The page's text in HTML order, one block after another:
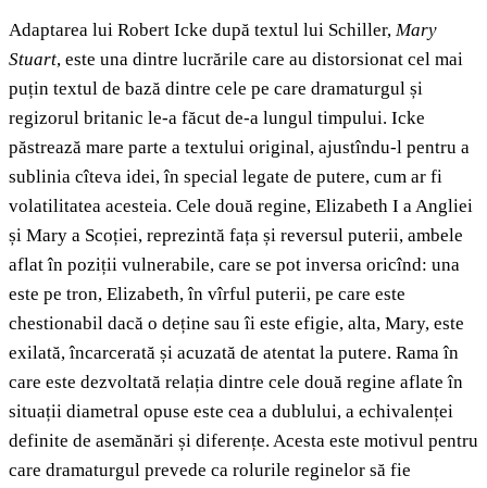
Adaptarea lui Robert Icke după textul lui Schiller, Mary
Stuart, este una dintre lucrările care au distorsionat cel mai
puțin textul de bază dintre cele pe care dramaturgul și
regizorul britanic le-a făcut de-a lungul timpului. Icke
păstrează mare parte a textului original, ajustîndu-l pentru a
sublinia cîteva idei, în special legate de putere, cum ar fi
volatilitatea acesteia. Cele două regine, Elizabeth I a Angliei
și Mary a Scoției, reprezintă fața și reversul puterii, ambele
aflat în poziții vulnerabile, care se pot inversa oricînd: una
este pe tron, Elizabeth, în vîrful puterii, pe care este
chestionabil dacă o deține sau îi este efigie, alta, Mary, este
exilată, încarcerată și acuzată de atentat la putere. Rama în
care este dezvoltată relația dintre cele două regine aflate în
situații diametral opuse este cea a dublului, a echivalenței
definite de asemănări și diferențe. Acesta este motivul pentru
care dramaturgul prevede ca rolurile reginelor să fie